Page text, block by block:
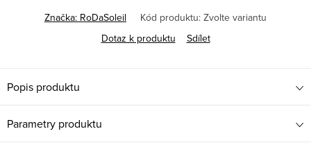
Značka: RoDaSoleil Kód produktu: Zvolte variantu
Dotaz k produktu
Sdílet
Popis produktu
Parametry produktu